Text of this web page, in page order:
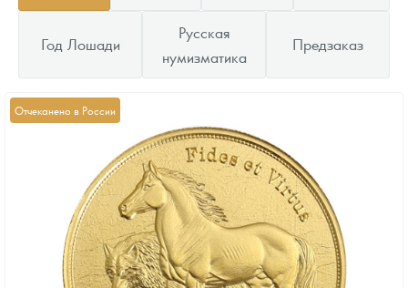
Год Лошади
Русская
нумизматика
Предзаказ
Отчеканено в России